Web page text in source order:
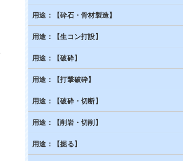
用途：【砕石・骨材製造】
用途：【生コン打設】
用途：【破砕】
用途：【打撃破砕】
用途：【破砕・切断】
用途：【削岩・切削】
用途：【掘る】